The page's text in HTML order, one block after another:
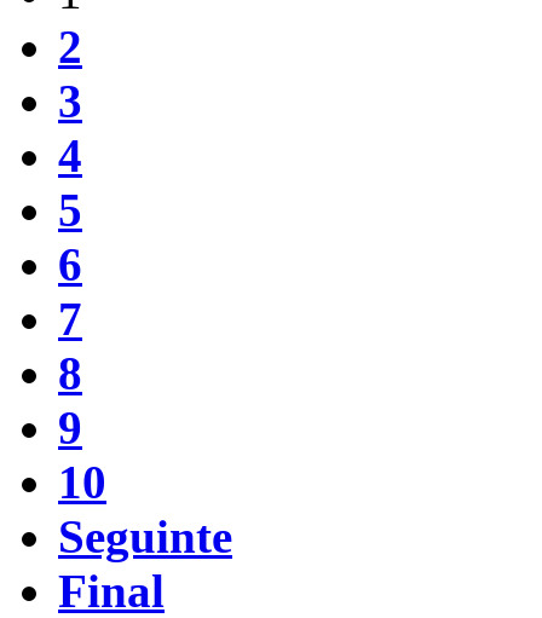
2
3
4
5
6
7
8
9
10
Seguinte
Final